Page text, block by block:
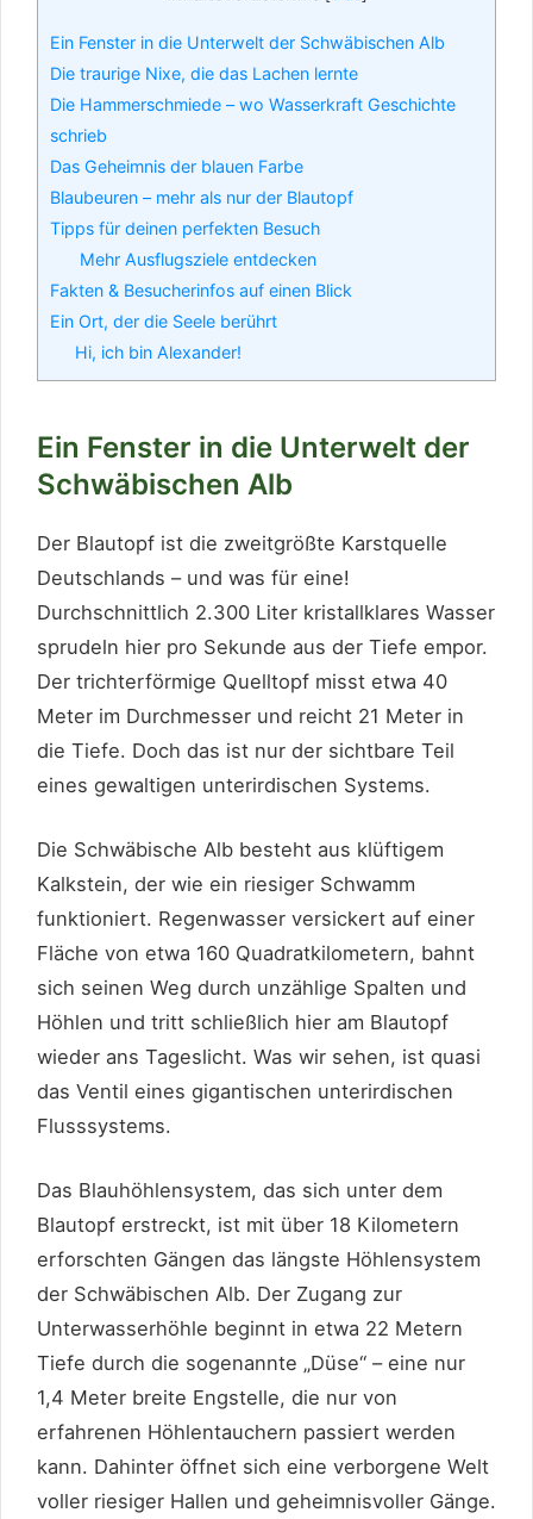
Ein Fenster in die Unterwelt der Schwäbischen Alb
Die traurige Nixe, die das Lachen lernte
Die Hammerschmiede – wo Wasserkraft Geschichte
schrieb
Das Geheimnis der blauen Farbe
Blaubeuren – mehr als nur der Blautopf
Tipps für deinen perfekten Besuch
️ Mehr Ausflugsziele entdecken
Fakten & Besucherinfos auf einen Blick
Ein Ort, der die Seele berührt
Hi, ich bin Alexander!
Ein Fenster in die Unterwelt der
Schwäbischen Alb
Der Blautopf ist die zweitgrößte Karstquelle
Deutschlands – und was für eine!
Durchschnittlich 2.300 Liter kristallklares Wasser
sprudeln hier pro Sekunde aus der Tiefe empor.
Der trichterförmige Quelltopf misst etwa 40
Meter im Durchmesser und reicht 21 Meter in
die Tiefe. Doch das ist nur der sichtbare Teil
eines gewaltigen unterirdischen Systems.
Die Schwäbische Alb besteht aus klüftigem
Kalkstein, der wie ein riesiger Schwamm
funktioniert. Regenwasser versickert auf einer
Fläche von etwa 160 Quadratkilometern, bahnt
sich seinen Weg durch unzählige Spalten und
Höhlen und tritt schließlich hier am Blautopf
wieder ans Tageslicht. Was wir sehen, ist quasi
das Ventil eines gigantischen unterirdischen
Flusssystems.
Das Blauhöhlensystem, das sich unter dem
Blautopf erstreckt, ist mit über 18 Kilometern
erforschten Gängen das längste Höhlensystem
der Schwäbischen Alb. Der Zugang zur
Unterwasserhöhle beginnt in etwa 22 Metern
Tiefe durch die sogenannte „Düse“ – eine nur
1,4 Meter breite Engstelle, die nur von
erfahrenen Höhlentauchern passiert werden
kann. Dahinter öffnet sich eine verborgene Welt
voller riesiger Hallen und geheimnisvoller Gänge.